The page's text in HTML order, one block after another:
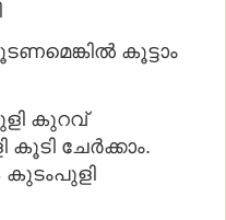
കൂട്ടാം
കുറവ്
ചേർക്കാം.
കുടംപുളി